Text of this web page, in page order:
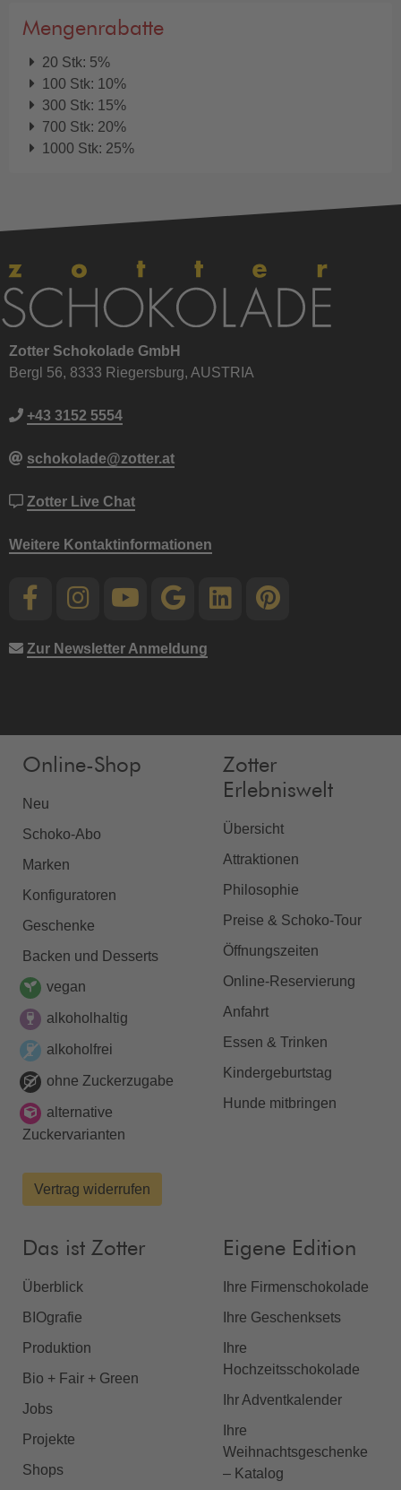
Mengenrabatte
20 Stk: 5%
100 Stk: 10%
300 Stk: 15%
700 Stk: 20%
1000 Stk: 25%
Zotter Schokolade GmbH
Bergl 56, 8333 Riegersburg, AUSTRIA
+43 3152 5554
schokolade@zotter.at
Zotter Live Chat
Weitere Kontaktinformationen
Zur Newsletter Anmeldung
Online-Shop
Neu
Schoko-Abo
Marken
Konfiguratoren
Geschenke
Backen und Desserts
vegan
alkoholhaltig
alkoholfrei
ohne Zuckerzugabe
alternative
Zuckervarianten
Vertrag widerrufen
Zotter
Erlebniswelt
Übersicht
Attraktionen
Philosophie
Preise & Schoko-Tour
Öffnungszeiten
Online-Reservierung
Anfahrt
Essen & Trinken
Kindergeburtstag
Hunde mitbringen
Das ist Zotter
Überblick
BIOgrafie
Produktion
Bio + Fair + Green
Jobs
Projekte
Shops
Eigene Edition
Ihre Firmenschokolade
Ihre Geschenksets
Ihre
Hochzeitsschokolade
Ihr Adventkalender
Ihre
Weihnachtsgeschenke
– Katalog